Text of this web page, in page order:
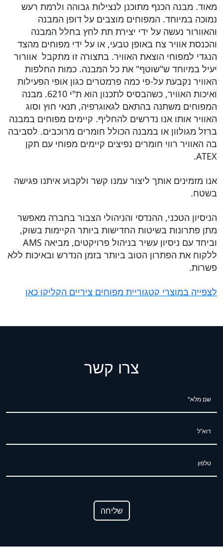
מאוד. מבנה הכנף מתוכנן לנצילות גבוהה ולרמת רעש
נמוכה במיוחד. המפוחים מוצבים על דופן המבנה
והאוורור נעשה על ידי יצירת תת לחץ בחלל המבנה
והכנסת אוויר צח באופן טבעי, או על ידי מפוחים מהצד
הנגדי למפוחי הוצאת האוויר. בתצורה זו מתקבל אוורור
יעיל במיוחד ש"שוטף" את כל המבנה. כמות החלפות
האוויר נקבעת על-פי כמה פרמטרים כגון אופי הפעילות
ואיכות האוויר, כשהבסיס לתכנון הוא ת"י 6210. מבנה
המפוחים משתנה בהתאם לגאוגרפיה, תנאי חוץ וסוג
האוויר אותו אנו נדרשים להחליף. קיימים מפוחים במבנה
ברזל מגולוון או במבנה הכולל חומרים מרוכבים. לסביבה
בה האוויר רווי חומרים נפיצים קיימים מפוחי עם תקן
ATEX.
אנו מזמינים אותך ליצור עמנו קשר ולקבוע איתנו פגישה
בשטח.
הניסיון הטכני, ההנדסי והניהולי הצבור בחברה מאפשר
מתן פתרונות בשיטות החדישות ביותר הקיימות בשוק,
וביחד עם ניסיון עשיר בניהול פרויקטים, מביאה AMS
ללקוח את הפתרון הטוב ביותר בזמן הנדרש ובאיכות ללא
פשרות.
לצפייה במוצרי קטגוריית מפוחים ציריים הקליקו כאן
צרו קשר
שליחה